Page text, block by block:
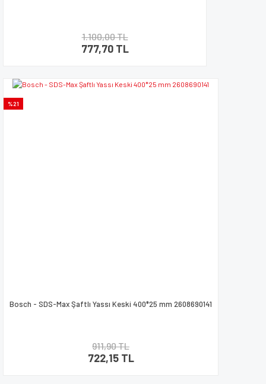
1.100,00 TL
777,70 TL
%21
Bosch - SDS-Max Şaftlı Yassı Keski 400*25 mm 2608690141
911,90 TL
722,15 TL